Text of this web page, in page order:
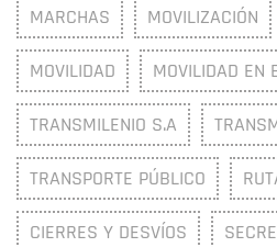
MARCHAS MOVILIZACIÓN
MOVILIDAD MOVILIDAD EN
TRANSMILENIO S.A
TRANSPORTE PÚBLICO
CIERRES Y DESVÍOS